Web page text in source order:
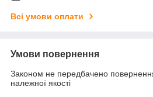
Всі умови оплати
Умови повернення
Законом не передбачено
належної якості